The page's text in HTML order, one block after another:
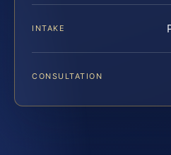
INTAKE
CONSULTATION